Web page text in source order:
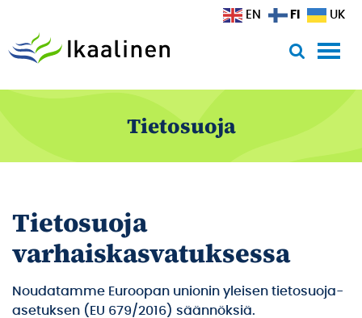
Tietosuoja
Tietosuoja
varhaiskasvatuksessa
Noudatamme Euroopan unionin yleisen tietosuoja-
asetuksen (EU 679/2016) säännöksiä.
EN FI UK